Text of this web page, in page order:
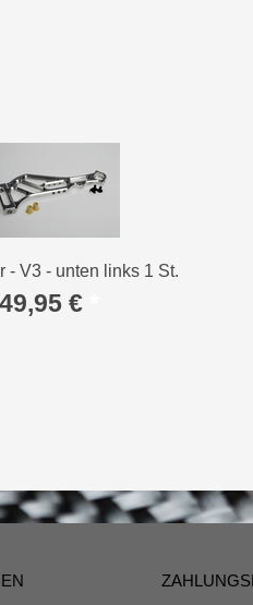
- V3 - unten links 1 St.
49,95 €